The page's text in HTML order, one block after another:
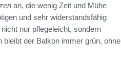
an, die wenig Zeit und Mühe
und sehr widerstandsfähig
nur pflegeleicht, sondern
der Balkon immer grün, ohne